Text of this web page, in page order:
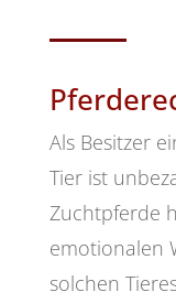
Als Besitzer
Tier ist
Zuchtpferde
emotionalen
solchen